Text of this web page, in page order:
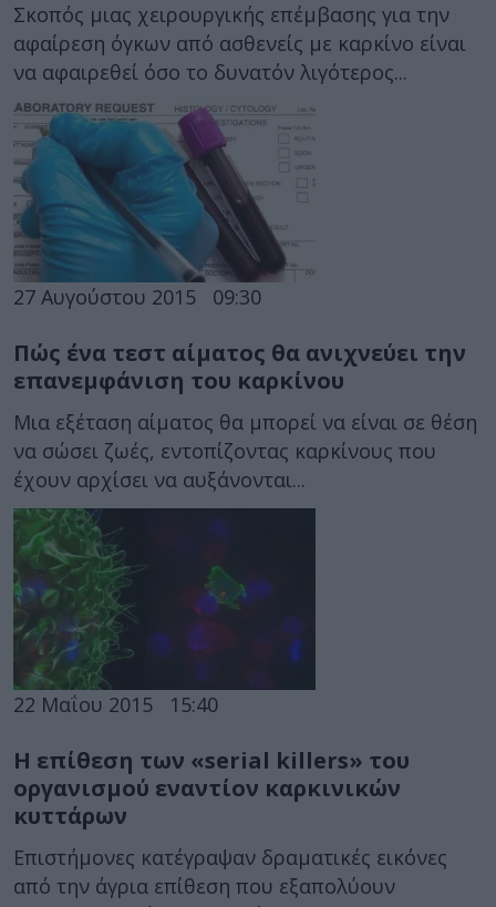
Σκοπός μιας χειρουργικής επέμβασης για την
αφαίρεση όγκων από ασθενείς με καρκίνο είναι
να αφαιρεθεί όσο το δυνατόν λιγότερος...
27 Αυγούστου 2015 09:30
Πώς ένα τεστ αίματος θα ανιχνεύει την
επανεμφάνιση του καρκίνου
Μια εξέταση αίματος θα μπορεί να είναι σε θέση
να σώσει ζωές, εντοπίζοντας καρκίνους που
έχουν αρχίσει να αυξάνονται...
22 Μαΐου 2015 15:40
Η επίθεση των «serial killers» του
οργανισμού εναντίον καρκινικών
κυττάρων
Επιστήμονες κατέγραψαν δραματικές εικόνες
από την άγρια επίθεση που εξαπολύουν